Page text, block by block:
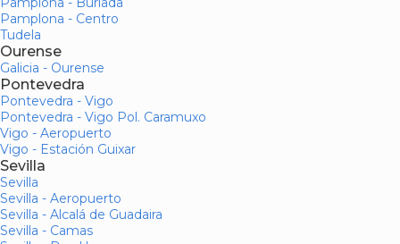
Pamplona - Centro
Tudela
Ourense
Galicia - Ourense
Pontevedra
Pontevedra - Vigo
Pontevedra - Vigo Pol. Caramuxo
Vigo - Aeropuerto
Vigo - Estación Guixar
Sevilla
Sevilla
Sevilla - Aeropuerto
Sevilla - Alcalá de Guadaira
Sevilla - Camas